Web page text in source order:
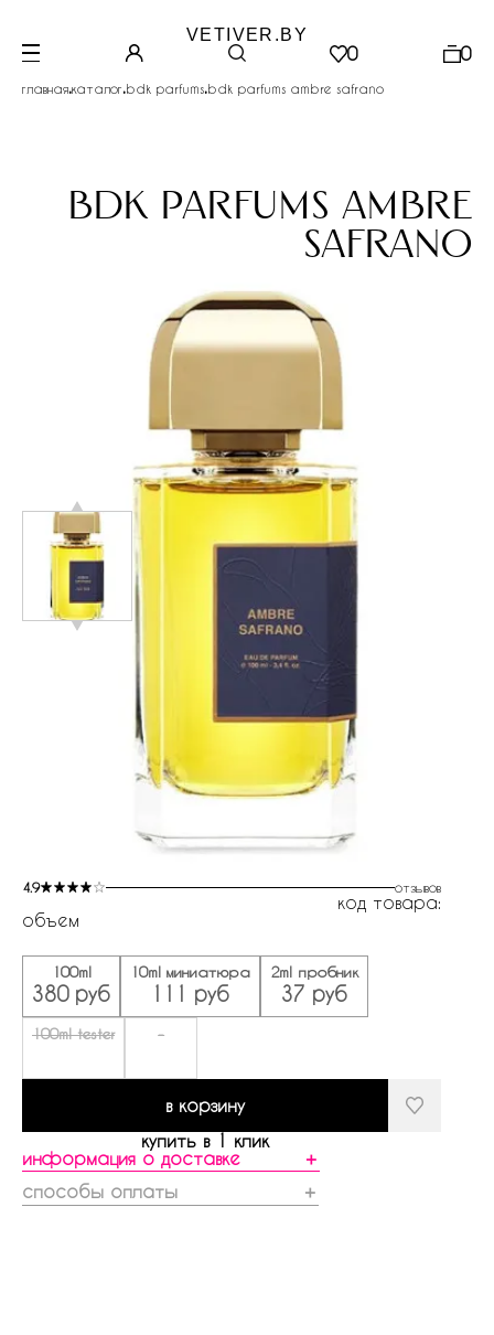
VETIVER.BY
0 0
главная.каталог.bdk parfums.bdk parfums ambre safrano
bdk parfums ambre
safrano
4.9 отзывов
код товара:
объем
100ml
380 руб
10ml миниатюра
111 руб
2ml пробник
37 руб
100ml tester -
в корзину
купить в 1 клик
информация о доставке
＋
способы оплаты
＋